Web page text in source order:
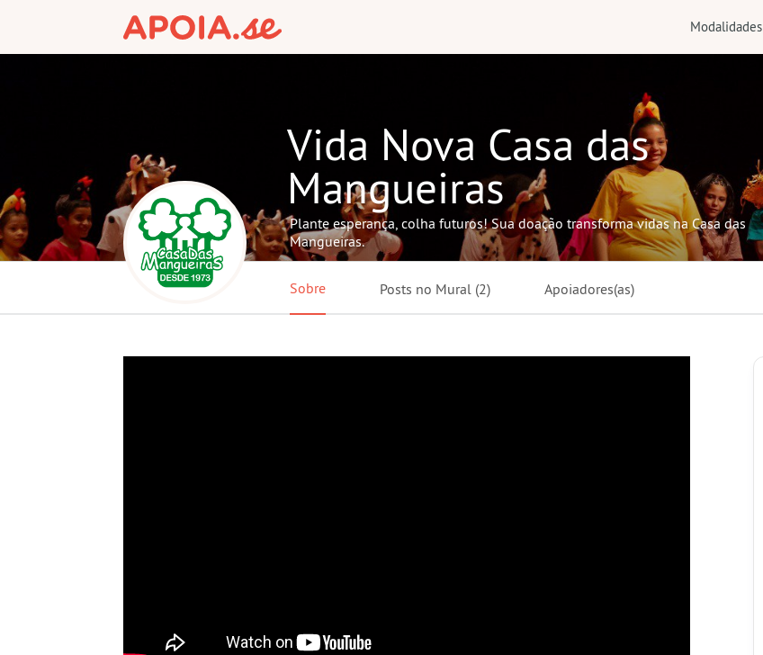
Modalidades
Vida Nova Casa das
Mangueiras
Plante esperança, colha futuros! Sua doação transforma vidas na Casa das
Mangueiras.
Sobre Posts no Mural (2) Apoiadores(as)